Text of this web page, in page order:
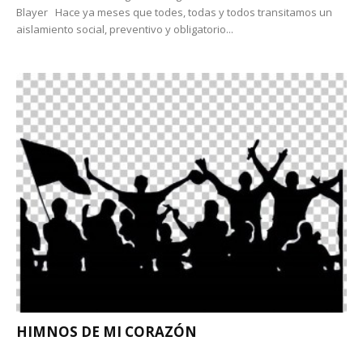
Blayer Hace ya meses que todes, todas y todos transitamos un
aislamiento social, preventivo y obligatorio...
HIMNOS DE MI CORAZÓN